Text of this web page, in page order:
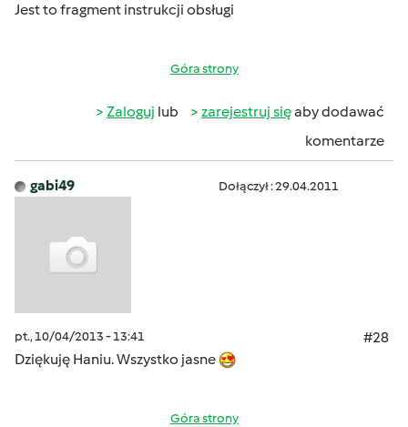
Jest to fragment instrukcji obsługi
Góra strony
Zaloguj lub zarejestruj sięaby dodawać
komentarze
gabi49 Dołączył : 29.04.2011
pt., 10/04/2013 - 13:41
#28
Dziękuję Haniu. Wszystko jasne
Góra strony